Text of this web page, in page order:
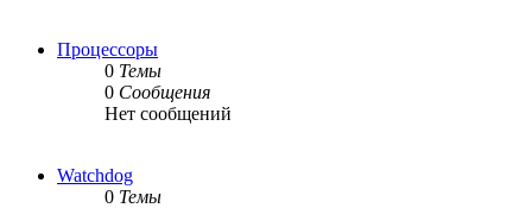
Процессоры
0 Темы
0 Сообщения
Нет сообщений
Watchdog
0 Темы